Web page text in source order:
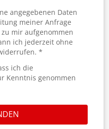
angegebenen Daten
meiner Anfrage
mir aufgenommen
ich jederzeit ohne
*
ich die
Kenntnis genommen